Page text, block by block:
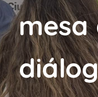
mesa